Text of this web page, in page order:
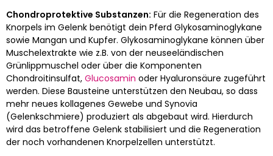
Chondroprotektive Substanzen: Für die Regeneration des
Knorpels im Gelenk benötigt dein Pferd Glykosaminoglykane
sowie Mangan und Kupfer. Glykosaminoglykane können über
Muschelextrakte wie z.B. von der neuseeländischen
Grünlippmuschel oder über die Komponenten
Chondroitinsulfat, Glucosamin oder Hyaluronsäure zugeführt
werden. Diese Bausteine unterstützen den Neubau, so dass
mehr neues kollagenes Gewebe und Synovia
(Gelenkschmiere) produziert als abgebaut wird. Hierdurch
wird das betroffene Gelenk stabilisiert und die Regeneration
der noch vorhandenen Knorpelzellen unterstützt.